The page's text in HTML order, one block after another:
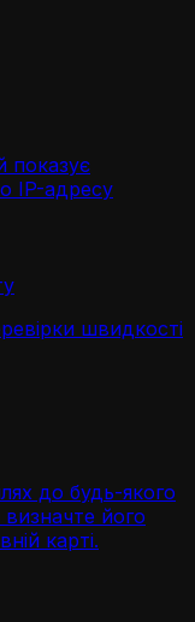
показує
IP-адресу
швидкості
до будь-якого
його
карті.